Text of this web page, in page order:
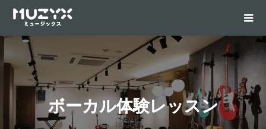
ボーカル体験レッスン